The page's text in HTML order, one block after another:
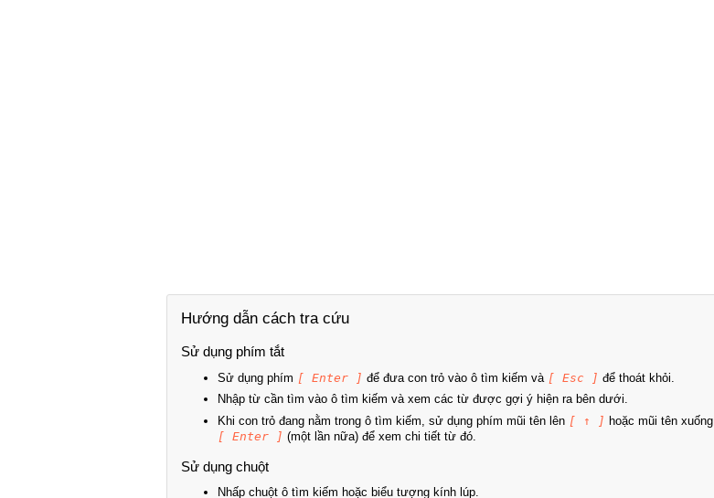
Hướng dẫn cách tra cứu
Sử dụng phím tắt
Sử dụng phím [ Enter ] để đưa con trỏ vào ô tìm kiếm và [ Esc ] để thoát khỏi.
Nhập từ cần tìm vào ô tìm kiếm và xem các từ được gợi ý hiện ra bên dưới.
Khi con trỏ đang nằm trong ô tìm kiếm, sử dụng phím mũi tên lên [ ↑ ] hoặc mũi tên xuống
[ Enter ] (một lần nữa) để xem chi tiết từ đó.
Sử dụng chuột
Nhấp chuột ô tìm kiếm hoặc biểu tượng kính lúp.